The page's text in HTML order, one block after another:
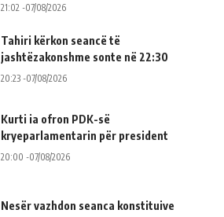
21:02 -07/08/2026
Tahiri kërkon seancë të
jashtëzakonshme sonte në 22:30
20:23 -07/08/2026
Kurti ia ofron PDK-së
kryeparlamentarin për president
20:00 -07/08/2026
Nesër vazhdon seanca konstituive